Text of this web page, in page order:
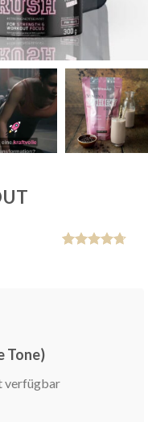
Tone)
verfügbar